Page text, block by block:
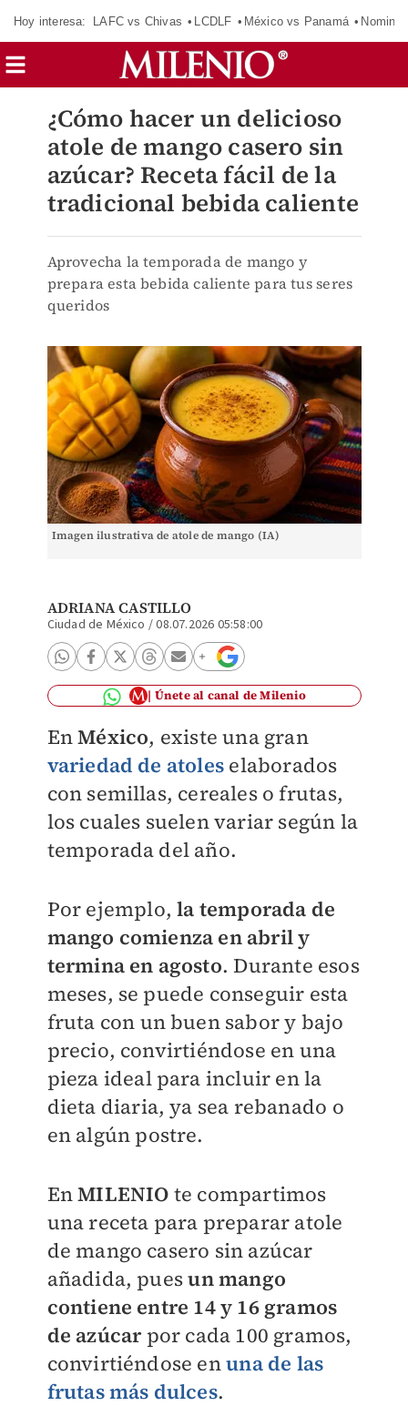
Hoy interesa: LAFC vs Chivas LCDLF México vs Panamá
¿Cómo hacer un delicioso
atole de mango casero sin
azúcar? Receta fácil de la
tradicional bebida caliente
Aprovecha la temporada de mango y
prepara esta bebida caliente para tus seres
queridos
Imagen ilustrativa de atole de mango (IA)
ADRIANA CASTILLO
Ciudad de México /08.07.2026 05:58:00
Únete al canal de Milenio
EnMéxico, existe una gran
variedad de atoles elaborados
con semillas, cereales o frutas,
los cuales suelen variar según la
temporada del año.
Por ejemplo,la temporada de
mango comienza en abril y
termina en agosto. Durante esos
meses, se puede conseguir esta
fruta con un buen sabor y bajo
precio, convirtiéndose en una
pieza ideal para incluir en la
dieta diaria, ya sea rebanado o
en algún postre.
EnMILENIO te compartimos
una receta para preparar atole
de mango casero sin azúcar
añadida, puesun mango
contiene entre 14 y 16 gramos
de azúcarpor cada 100 gramos,
convirtiéndose enuna de las
frutas más dulces.